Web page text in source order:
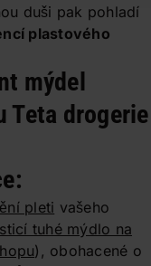
duši pak pohladí
plastového
mýdel
Teta drogerie
pleti vašeho
tuhé mýdlo na
), obohacené o